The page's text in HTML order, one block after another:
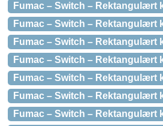
Fumac – Switch – Rektangulært
Fumac – Switch – Rektangulært
Fumac – Switch – Rektangulært
Fumac – Switch – Rektangulært
Fumac – Switch – Rektangulært
Fumac – Switch – Rektangulært
Fumac – Switch – Rektangulært